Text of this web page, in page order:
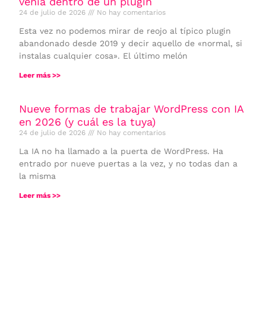
24 de julio de 2026 No hay comentarios
Esta vez no podemos mirar de reojo al típico plugin
abandonado desde 2019 y decir aquello de «normal, si
instalas cualquier cosa». El último melón
Leer más >>
Nueve formas de trabajar WordPress con IA
en 2026 (y cuál es la tuya)
24 de julio de 2026 No hay comentarios
La IA no ha llamado a la puerta de WordPress. Ha
entrado por nueve puertas a la vez, y no todas dan a
la misma
Leer más >>